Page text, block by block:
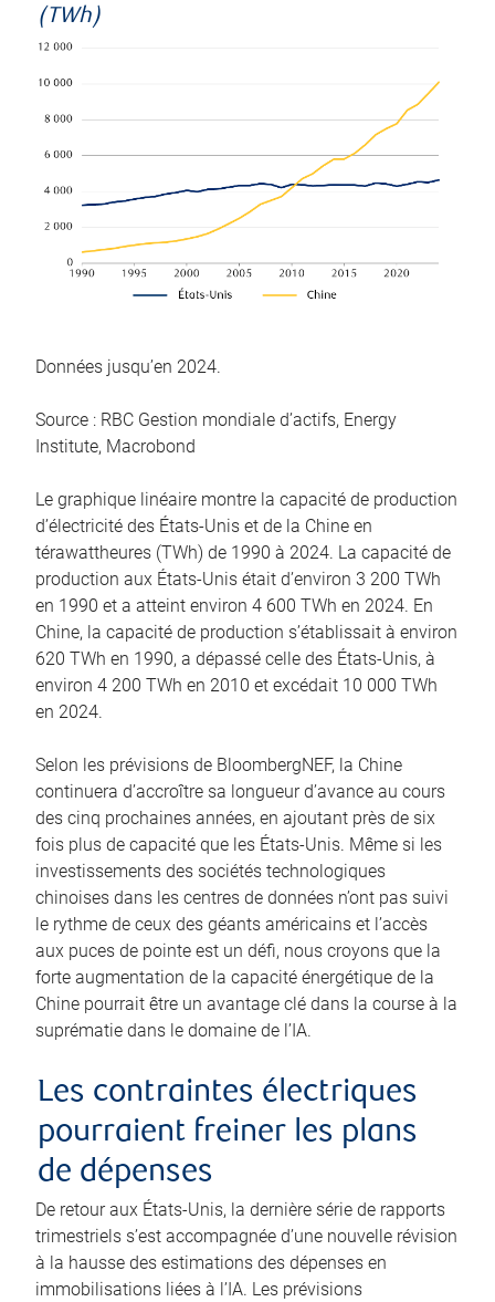
(TWh)
Données jusqu’en 2024.
Source : RBC Gestion mondiale d’actifs, Energy
Institute, Macrobond
Le graphique linéaire montre la capacité de production
d’électricité des États-Unis et de la Chine en
térawattheures (TWh) de 1990 à 2024. La capacité de
production aux États-Unis était d’environ 3 200 TWh
en 1990 et a atteint environ 4 600 TWh en 2024. En
Chine, la capacité de production s’établissait à environ
620 TWh en 1990, a dépassé celle des États-Unis, à
environ 4 200 TWh en 2010 et excédait 10 000 TWh
en 2024.
Selon les prévisions de BloombergNEF, la Chine
continuera d’accroître sa longueur d’avance au cours
des cinq prochaines années, en ajoutant près de six
fois plus de capacité que les États-Unis. Même si les
investissements des sociétés technologiques
chinoises dans les centres de données n’ont pas suivi
le rythme de ceux des géants américains et l’accès
aux puces de pointe est un défi, nous croyons que la
forte augmentation de la capacité énergétique de la
Chine pourrait être un avantage clé dans la course à la
suprématie dans le domaine de l’IA.
Les contraintes électriques
pourraient freiner les plans
de dépenses
De retour aux États-Unis, la dernière série de rapports
trimestriels s’est accompagnée d’une nouvelle révision
à la hausse des estimations des dépenses en
immobilisations liées à l’IA. Les prévisions